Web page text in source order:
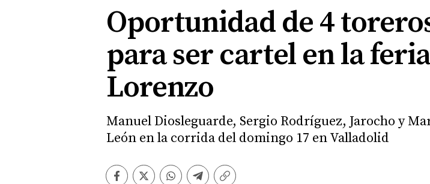
Oportunidad de 4
para ser cartel en la
Lorenzo
Manuel Diosleguarde, Sergio Rodríguez, Jarocho y
León en la corrida del domingo 17 en Valladolid